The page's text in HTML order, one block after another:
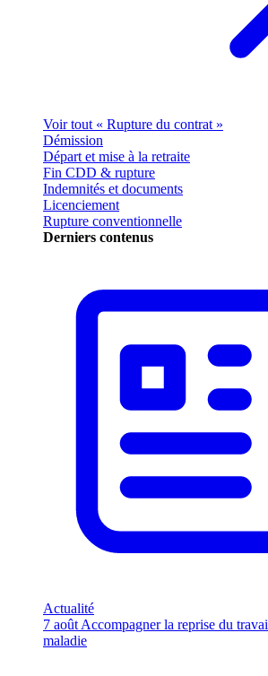
Voir tout « Rupture du contrat »
Démission
Départ et mise à la retraite
Fin CDD & rupture
Indemnités et documents
Licenciement
Rupture conventionnelle
Derniers contenus
Actualité
7 août Accompagner la reprise du
maladie